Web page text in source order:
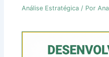
Análise Estratégica / Por